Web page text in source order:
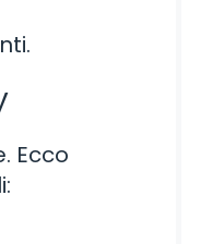
Ecco